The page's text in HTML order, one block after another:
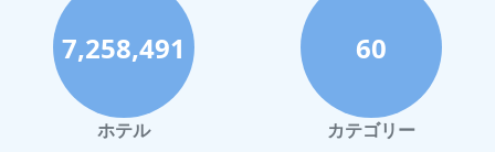
宮古島でのホテル
函館市でのホテル
ハワイイでのホテル
鎌倉市でのホテル
7,258,491
ホテル
60
カテゴリー